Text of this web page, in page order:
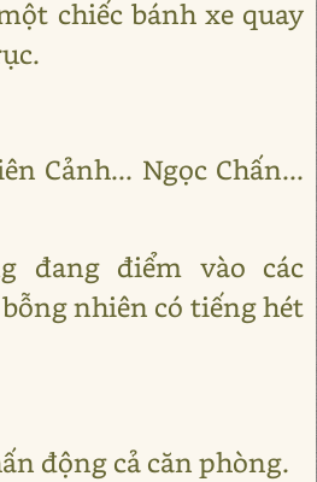
chiếc bánh xe quay
Cảnh... Ngọc Chấn...
đang điểm vào các
nhiên có tiếng hét
động cả căn phòng.